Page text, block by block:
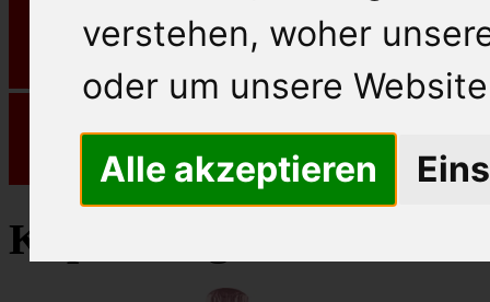
verstehen, woher
oder um unsere
Alle akzeptieren
Kupferberg Sekt